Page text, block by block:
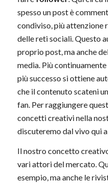
spesso un post è
condiviso, più attenzione
delle reti sociali. Questo
proprio post, ma anche
media. Più
più successo si ottiene
che il contenuto scateni
fan. Per raggiungere
concetti creativi nella
discuteremo dal vivo qui
Il nostro concetto
vari attori del mercato.
esempio, ma anche le